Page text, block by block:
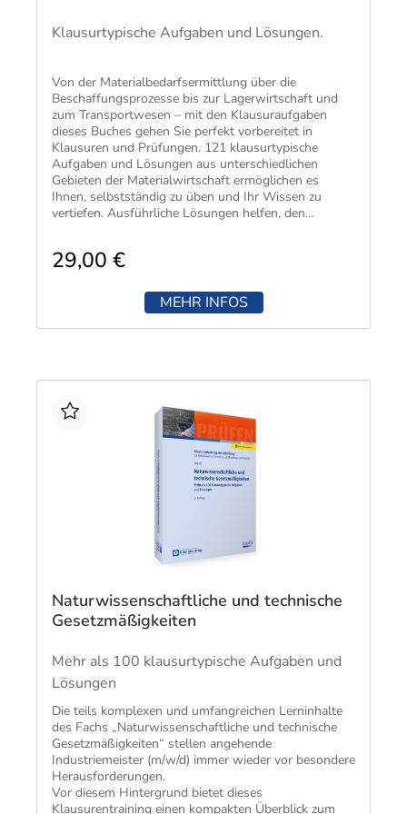
Klausurtypische Aufgaben und Lösungen.
Von der Materialbedarfsermittlung über die
Beschaffungsprozesse bis zur Lagerwirtschaft und
zum Transportwesen – mit den Klausuraufgaben
dieses Buches gehen Sie perfekt vorbereitet in
Klausuren und Prüfungen. 121 klausurtypische
Aufgaben und Lösungen aus unterschiedlichen
Gebieten der Materialwirtschaft ermöglichen es
Ihnen, selbstständig zu üben und Ihr Wissen zu
vertiefen. Ausführliche Lösungen helfen, den
29,00 €
MEHR INFOS
Naturwissenschaftliche und technische
Gesetzmäßigkeiten
Mehr als 100 klausurtypische Aufgaben und
Lösungen
​Die teils komplexen und umfangreichen Lerninhalte
des Fachs „Naturwissenschaftliche und technische
Gesetzmäßigkeiten“ stellen angehende
Industriemeister (m/w/d) immer wieder vor besondere
Herausforderungen.
Vor diesem Hintergrund bietet dieses
Klausurentraining einen kompakten Überblick zum